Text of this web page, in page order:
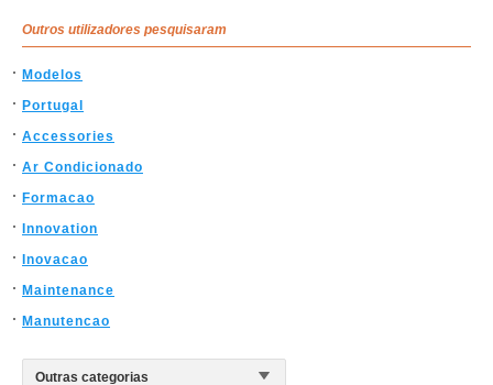
Outros utilizadores pesquisaram
Modelos
Portugal
Accessories
Ar Condicionado
Formacao
Innovation
Inovacao
Maintenance
Manutencao